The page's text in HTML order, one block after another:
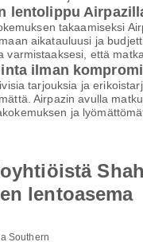
lentolippu
takaamiseksi
aikatauluusi ja
varmistaaksesi, että
ilman
tarjouksia ja
Airpazin avulla
ja
lentoasema
Southern